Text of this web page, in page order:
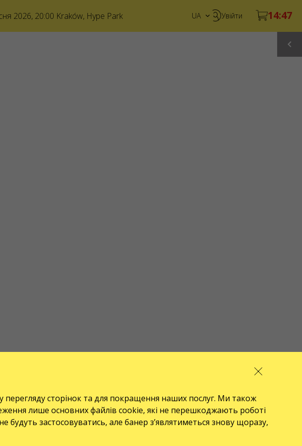
2026, 20:00 Kraków, Hype Park UA Увійти
сторінок та для покращення наших послуг. Ми також
лише основних файлів cookie, які не перешкоджають роботі
застосовуватись, але банер з’являтиметься знову щоразу,